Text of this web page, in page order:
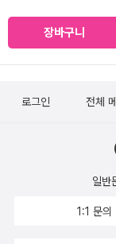
장바구니
로그인 전체
일반
1:1 문의